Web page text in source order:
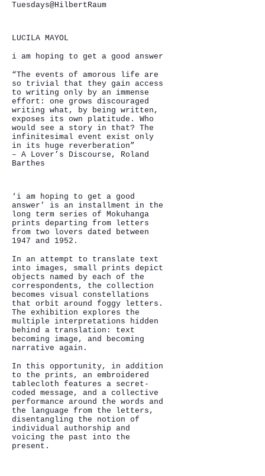
Tuesdays@HilbertRaum
LUCILA MAYOL
i am hoping to get a good answer
“The events of amorous life are
so trivial that they gain access
to writing only by an immense
effort: one grows discouraged
writing what, by being written,
exposes its own platitude. Who
would see a story in that? The
infinitesimal event exist only
in its huge reverberation”
– A Lover’s Discourse, Roland
Barthes
‘i am hoping to get a good
answer’ is an installment in the
long term series of Mokuhanga
prints departing from letters
from two lovers dated between
1947 and 1952.
In an attempt to translate text
into images, small prints depict
objects named by each of the
correspondents, the collection
becomes visual constellations
that orbit around foggy letters.
The exhibition explores the
multiple interpretations hidden
behind a translation: text
becoming image, and becoming
narrative again.
In this opportunity, in addition
to the prints, an embroidered
tablecloth features a secret-
coded message, and a collective
performance around the words and
the language from the letters,
disentangling the notion of
individual authorship and
voicing the past into the
present.